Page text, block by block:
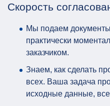
Скорость
Мы подаем
практически
заказчиком.
Знаем, как сделать
всех. Ваша задача
исходные данные,